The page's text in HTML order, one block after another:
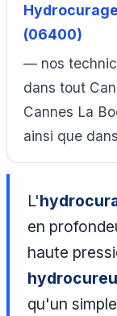
(06400)
— nos
dans tout
Cannes La
ainsi que
L'
en
haute
qu'un